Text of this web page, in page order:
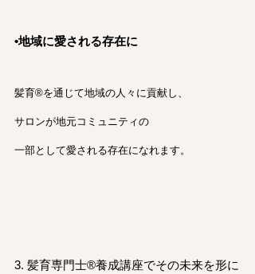
•地域に愛される存在に
髪育®︎を通じて地域の人々に貢献し、
サロンが地元コミュニティの
一部として愛される存在になれます。
3. 髪育専門士®︎養成講座でその未来を形に